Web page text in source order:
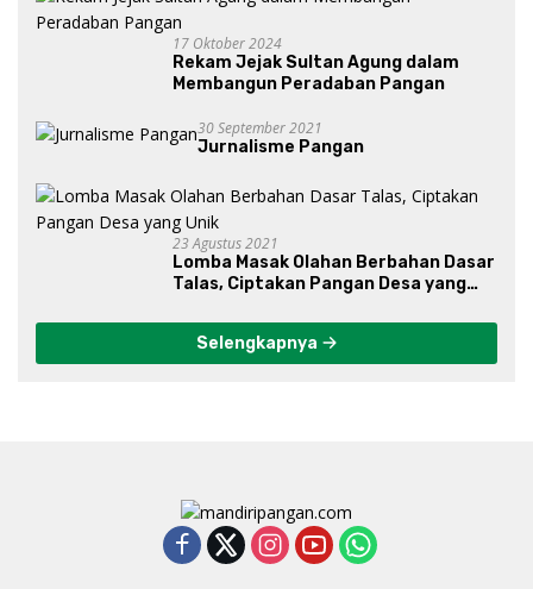
17 Oktober 2024
Rekam Jejak Sultan Agung dalam
Membangun Peradaban Pangan
30 September 2021
Jurnalisme Pangan
23 Agustus 2021
Lomba Masak Olahan Berbahan Dasar
Talas, Ciptakan Pangan Desa yang
Selengkapnya